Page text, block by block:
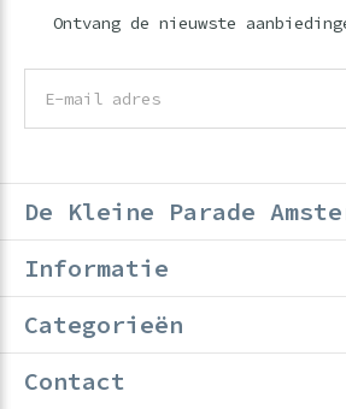
Ontvang de nieuwste
De Kleine Parade
Informatie
Categorieën
Contact